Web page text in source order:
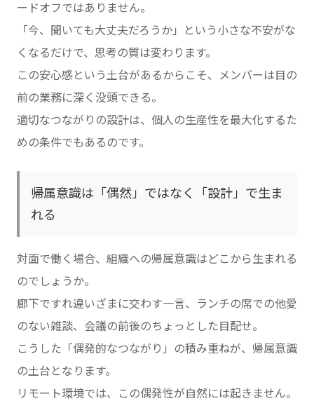
ードオフではありません。
「今、聞いても大丈夫だろうか」という小さな不安がな
くなるだけで、思考の質は変わります。
この安心感という土台があるからこそ、メンバーは目の
前の業務に深く没頭できる。
適切なつながりの設計は、個人の生産性を最大化するた
めの条件でもあるのです。
帰属意識は「偶然」ではなく「設計」で生ま
れる
対面で働く場合、組織への帰属意識はどこから生まれる
のでしょうか。
廊下ですれ違いざまに交わす一言、ランチの席での他愛
のない雑談、会議の前後のちょっとした目配せ。
こうした「偶発的なつながり」の積み重ねが、帰属意識
の土台となります。
リモート環境では、この偶発性が自然には起きません。